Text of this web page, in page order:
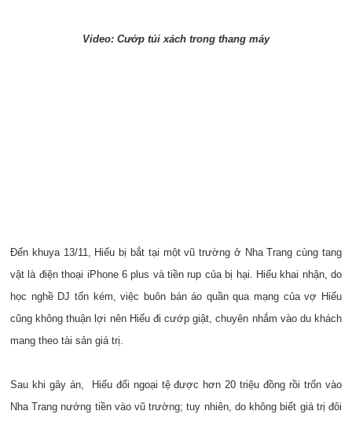
Video: Cướp túi xách trong thang máy
Đến khuya 13/11, Hiếu bị bắt tại một vũ trường ở Nha Trang cùng tang
vật là điện thoại iPhone 6 plus và tiền rup của bị hại. Hiếu khai nhận, do
học nghề DJ tốn kém, việc buôn bán áo quần qua mạng của vợ Hiếu
cũng không thuận lợi nên Hiếu đi cướp giật, chuyên nhắm vào du khách
mang theo tài sản giá trị.
Sau khi gây án, Hiếu đổi ngoại tệ được hơn 20 triệu đồng rồi trốn vào
Nha Trang nướng tiền vào vũ trường; tuy nhiên, do không biết giá trị đôi